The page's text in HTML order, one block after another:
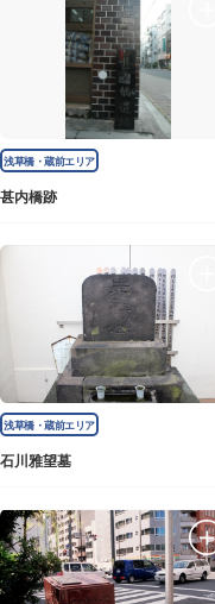
浅草橋・蔵前エリア
甚内橋跡
浅草橋・蔵前エリア
石川雅望墓